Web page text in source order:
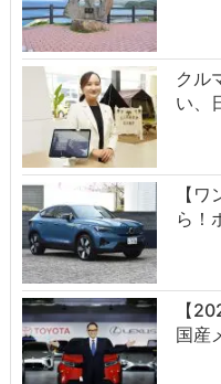
クル
い、
【
ら！
【
国産